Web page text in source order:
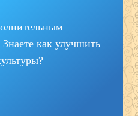
как улучшить